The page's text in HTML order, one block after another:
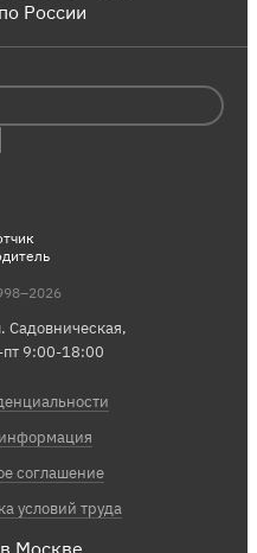
России
соглашение
условий труда
Садовническая,
9:00-18:00